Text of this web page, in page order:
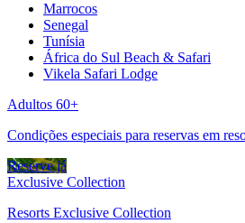
Marrocos
Senegal
Tunísia
África do Sul Beach & Safari
Vikela Safari Lodge
Adultos 60+
Condições especiais para reservas em
Reserve já
Exclusive Collection
Resorts Exclusive Collection